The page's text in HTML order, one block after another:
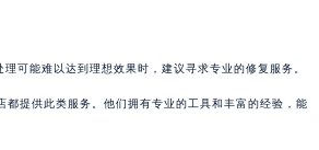
可能难以达到理想效果时，建议寻求专业的修复服务。
都提供此类服务。他们拥有专业的工具和丰富的经验，能